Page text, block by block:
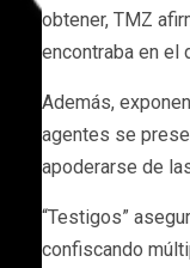
obtener, TMZ
encontraba en el
Además,
agentes se
apoderarse de
“Testigos”
confiscando